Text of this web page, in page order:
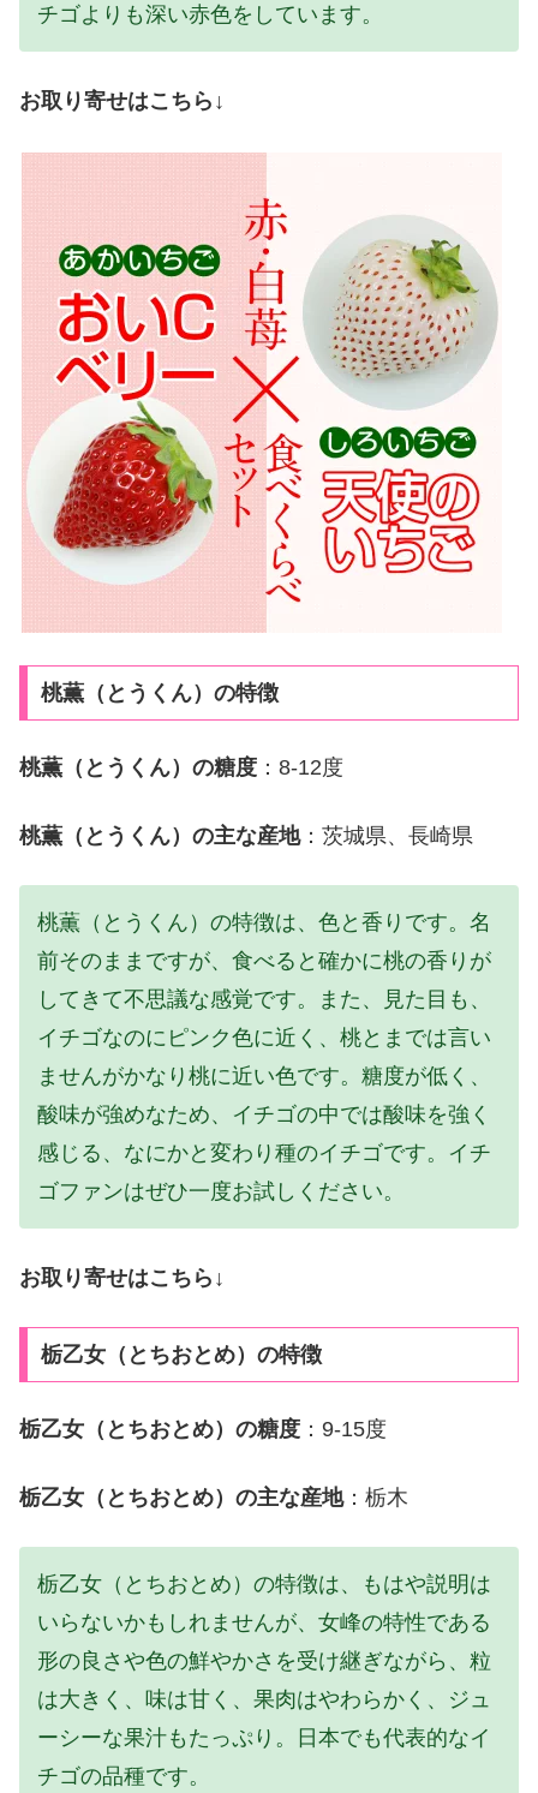
チゴよりも深い赤色をしています。
お取り寄せはこちら↓
桃薫（とうくん）の特徴
桃薫（とうくん）の糖度 ：8-12度
桃薫（とうくん）の主な産地：茨城県、長崎県
桃薫（とうくん）の特徴は、色と香りです。名
前そのままですが、食べると確かに桃の香りが
してきて不思議な感覚です。また、見た目も、
イチゴなのにピンク色に近く、桃とまでは言い
ませんがかなり桃に近い色です。糖度が低く、
酸味が強めなため、イチゴの中では酸味を強く
感じる、なにかと変わり種のイチゴです。イチ
ゴファンはぜひ一度お試しください。
お取り寄せはこちら↓
栃乙女（とちおとめ）の特徴
栃乙女（とちおとめ）の糖度 ：9-15度
栃乙女（とちおとめ）の主な産地：栃木
栃乙女（とちおとめ）の特徴は、もはや説明は
いらないかもしれませんが、女峰の特性である
形の良さや色の鮮やかさを受け継ぎながら、粒
は大きく、味は甘く、果肉はやわらかく、ジュ
ーシーな果汁もたっぷり。日本でも代表的なイ
チゴの品種です。